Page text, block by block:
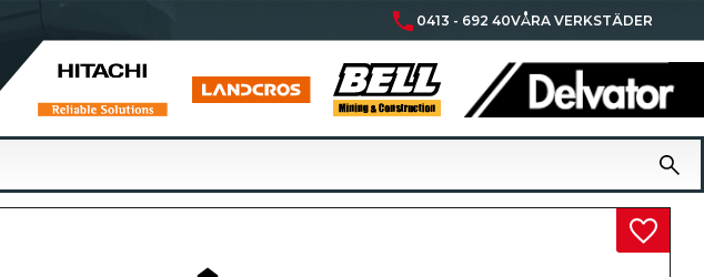
phone 0413 - 692 40VÅRA VERKSTÄDER
Lägg